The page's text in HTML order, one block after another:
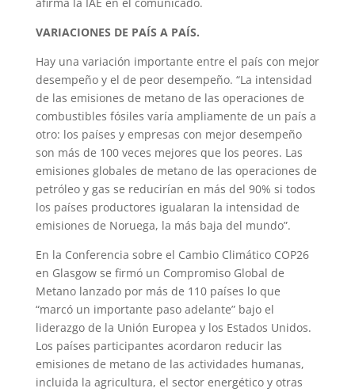
afirma la IAE en el comunicado.
VARIACIONES DE PAÍS A PAÍS.
Hay una variación importante entre el país con mejor
desempeño y el de peor desempeño. “La intensidad
de las emisiones de metano de las operaciones de
combustibles fósiles varía ampliamente de un país a
otro: los países y empresas con mejor desempeño
son más de 100 veces mejores que los peores. Las
emisiones globales de metano de las operaciones de
petróleo y gas se reducirían en más del 90% si todos
los países productores igualaran la intensidad de
emisiones de Noruega, la más baja del mundo”.
En la Conferencia sobre el Cambio Climático COP26
en Glasgow se firmó un Compromiso Global de
Metano lanzado por más de 110 países lo que
“marcó un importante paso adelante” bajo el
liderazgo de la Unión Europea y los Estados Unidos.
Los países participantes acordaron reducir las
emisiones de metano de las actividades humanas,
incluida la agricultura, el sector energético y otras